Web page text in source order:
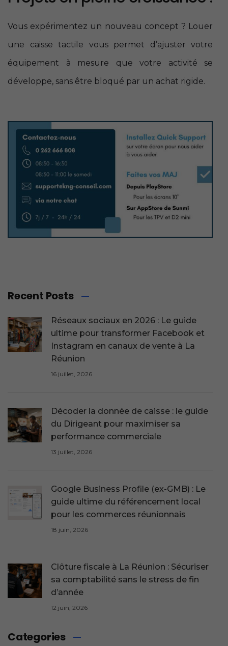
Vous expérimentez un nouveau concept ? Louer
une caisse tactile vous permet d’ajuster votre
équipement à mesure que votre activité se
développe, sans être bloqué par un achat rigide.
Recent Posts
Réseaux sociaux en 2026 : Le guide
ultime pour transformer Facebook et
Instagram en canaux de vente à La
Réunion
16 juillet, 2026
Décoder la donnée de caisse : le guide
du Dirigeant pour maximiser sa
performance commerciale
13 juillet, 2026
Google Business Profile (ex-GMB) : Le
guide ultime du référencement local
pour les commerces réunionnais
18 juin, 2026
Clôture fiscale à La Réunion : Sécuriser
sa comptabilité sans le stress de fin
d’année
12 juin, 2026
Categories